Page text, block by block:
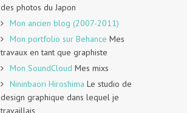
des photos du Japon
Mon ancien blog (2007-2011)
Mon portfolio sur Behance Mes
travaux en tant que graphiste
Mon SoundCloud Mes mixs
Nininbaori Hiroshima Le studio de
design graphique dans lequel je
travaillais